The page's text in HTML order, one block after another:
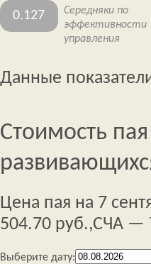
0.127
Середняки по
эффективности
управления
Данные
Стоимость
Цена пая на 7
504.70 руб.,СЧА —
Выберите дату: